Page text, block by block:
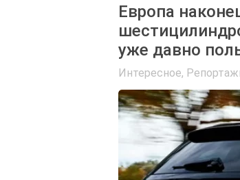
Европа
уже давно
Интересное,